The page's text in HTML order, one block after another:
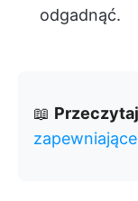
odgadnąć.
📖